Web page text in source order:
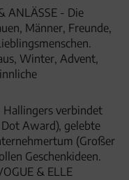
ANLÄSSE - Die
Männer, Freunde,
Winter, Advent,
Hallingers verbindet
Award), gelebte
(Großer
Geschenkideen.
& ELLE